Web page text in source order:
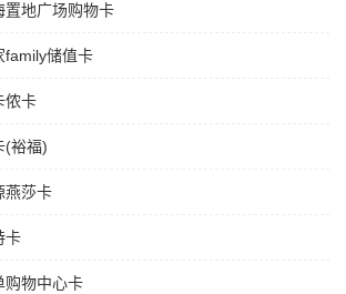
置地广场购物卡
family储值卡
侬卡
(裕福)
燕莎卡
卡
购物中心卡